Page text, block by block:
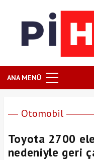
ANA MENÜ
Otomobil
Toyota 2700
nedeniyle geri